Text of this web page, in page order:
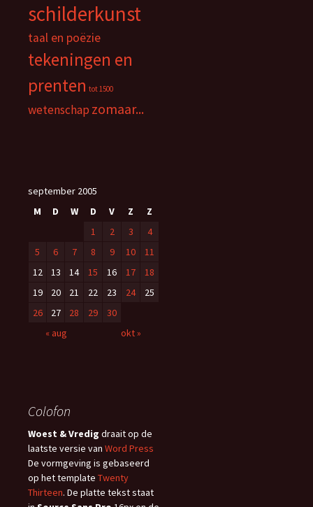
schilderkunst
taal en poëzie
tekeningen en
prenten tot 1500
wetenschap zomaar...
september 2005
M
D W D V Z Z
« aug okt »
1 2 3
4
5
6 7 8 9 10
11
12
13 14 15 16 17
18
19
20 21 22 23 24
25
26
27 28 29 30
Colofon
Woest & Vredig draait op de
laatste versie van Word Press
De vormgeving is gebaseerd
op het template Twenty
Thirteen. De platte tekst staat